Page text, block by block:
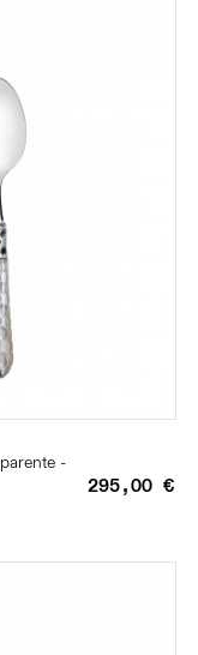
-
295,00 €